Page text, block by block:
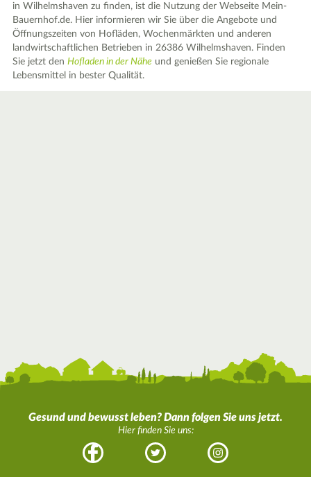
in Wilhelmshaven zu finden, ist die Nutzung der Webseite Mein-
Bauernhof.de. Hier informieren wir Sie über die Angebote und
Öffnungszeiten von Hofläden, Wochenmärkten und anderen
landwirtschaftlichen Betrieben in 26386 Wilhelmshaven. Finden
Sie jetzt denHofladen in der Nähe und genießen Sie regionale
Lebensmittel in bester Qualität.
Gesund und bewusst leben? Dann folgen Sie uns jetzt.
Hier finden Sie uns:
Facebook Twitter Instagram